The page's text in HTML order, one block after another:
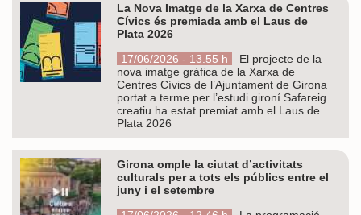
La Nova Imatge de la Xarxa de Centres
Cívics és premiada amb el Laus de
Plata 2026
17/06/2026 - 13.55 h
El projecte de la
nova imatge gràfica de la Xarxa de
Centres Cívics de l’Ajuntament de Girona
portat a terme per l’estudi gironí Safareig
creatiu ha estat premiat amb el Laus de
Plata 2026
Girona omple la ciutat d’activitats
culturals per a tots els públics entre el
juny i el setembre